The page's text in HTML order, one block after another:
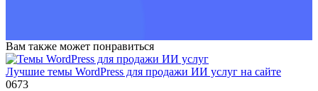
Вам также может понравиться
Лучшие темы WordPress для продажи ИИ услуг на сайте
0673